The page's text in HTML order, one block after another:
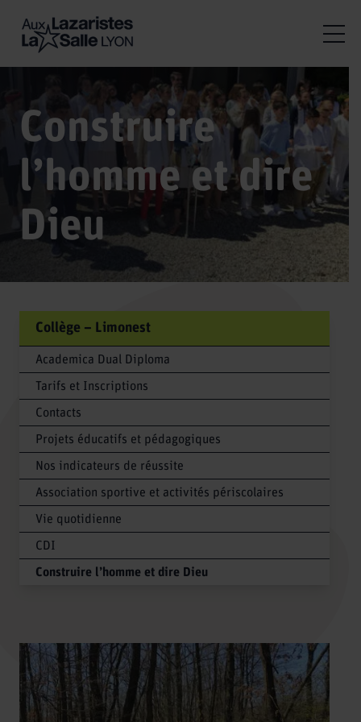
Construire
l’homme et dire
Dieu
Collège – Limonest
Academica Dual Diploma
Tarifs et Inscriptions
Contacts
Projets éducatifs et pédagogiques
Nos indicateurs de réussite
Association sportive et activités périscolaires
Vie quotidienne
CDI
Construire l’homme et dire Dieu